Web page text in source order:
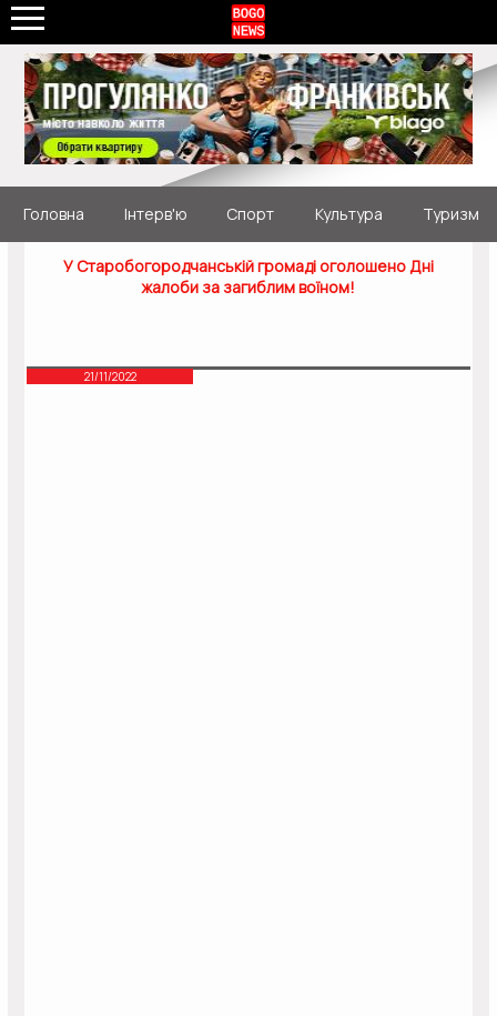
Головна Інтерв'ю Спорт Культура Туризм
У Старобогородчанській громаді оголошено Дні
жалоби за загиблим воїном!
21/11/2022